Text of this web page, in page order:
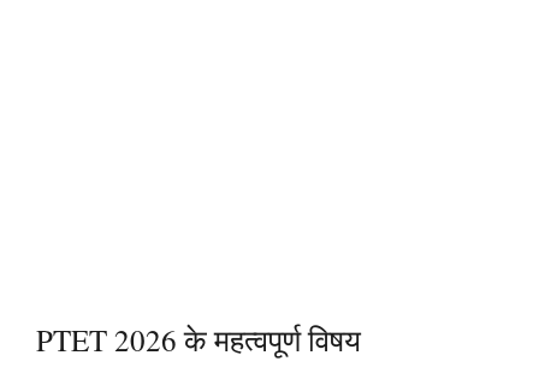
PTET 2026 के महत्वपूर्ण विषय